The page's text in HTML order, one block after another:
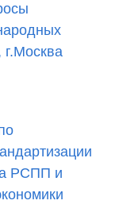
г.Москва
РСПП и